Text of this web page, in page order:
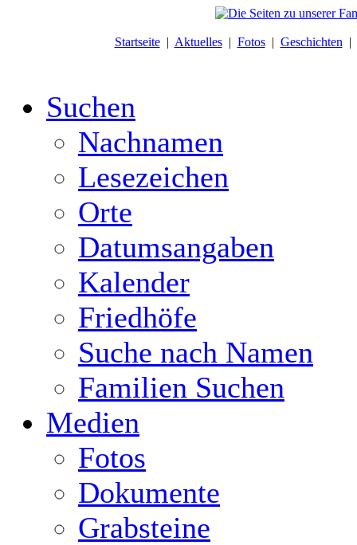
Startseite| Aktuelles| Fotos| Geschichten |
Suchen
Nachnamen
Lesezeichen
Orte
Datumsangaben
Kalender
Friedhöfe
Suche nach Namen
Familien Suchen
Medien
Fotos
Dokumente
Grabsteine